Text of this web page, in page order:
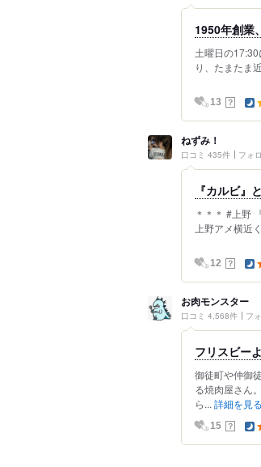
1950年創業
土曜日の
り、たまたま
13 ？
ねずみ！
口コミ 435件 フォ
『カルビ』
＊＊＊ #上野
上野アメ横近
12 ？
お肉モンスター
口コミ 4,568件 フ
フリスビー
御徒町や仲御
る焼肉屋さん
ら... 詳細を見る
15 ？